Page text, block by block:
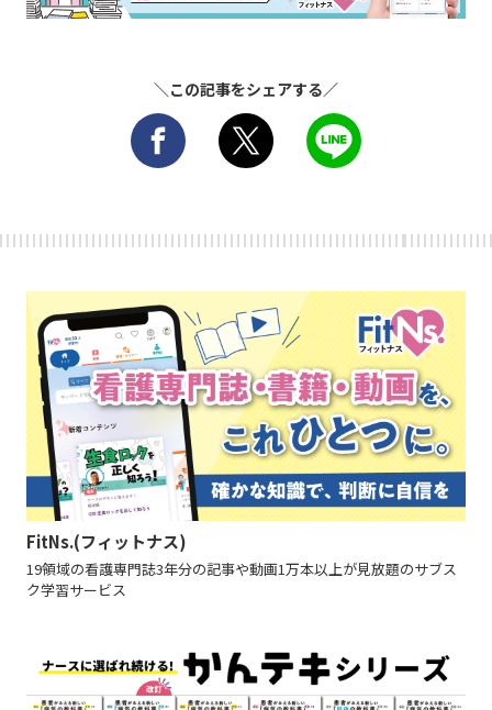
＼この記事をシェアする／
FitNs.(フィットナス)
19領域の看護専門誌3年分の記事や動画1万本以上が見放題のサブス
ク学習サービス